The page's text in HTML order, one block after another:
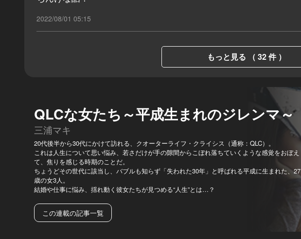
2022/08/01 05:15
もっと見る （ 32 件 ）
QLCな女たち～平成生まれのジレンマ～
三浦マキ
20代後半から30代にかけて訪れる、クオーターライフ・クライシス（通称：QLC）。
これは人生について思い悩み、若さだけが手の隙間からこぼれ落ちていくような感覚をおぼえ
て、焦りを感じる時期のことだ。
ちょうどその世代に該当し、バブルも知らず「失われた30年」と呼ばれる平成に生まれた、27
歳の女3人。
結婚や仕事に悩み、揺れ動く彼女たちが見つめる“人生”とは…？
この連載の記事一覧